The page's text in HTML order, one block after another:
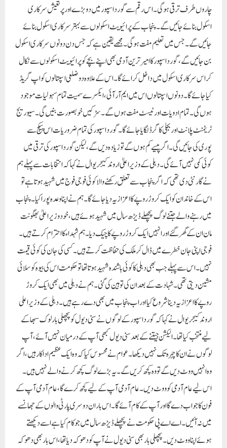
چاروں طرف ترقی ہوگی۔ اس رقم سے گورداسپور میں دو بڑے اور پرتعیش سرکاری
اسکول بنائے جائیں گے۔ پنجاب کے پرائیویٹ اسکولوں سے بہترسرکاری اسکول بنائے
جائیں گے۔ جس میں تعلیم مفت ہو گی۔ مجھے یقین ہے کہ جس دن دونوں سرکاری اسکول
بن جائیں گے، گورداسپور کا امیر ترین آدمی بھی اپنے بچے کو پرائیویٹ اسکولوں سے نکال
کر اس سرکاری اسکول میں داخل کرائے گا۔ اس کے علاوہ دو ضلعی اسپتالوں کو اپ گریڈ
کیا جائے گا۔ دونوں اسپتالوں اس میں ایم آر آئی، ایکسرے سمیت تمام سہولیات موجود
ہوں گی۔ تمام ادویات اور ٹیسٹ مفت ہوں گے۔ سڑکیں خوبصورت بنیں گی۔ سیوریج
ٹریٹمنٹ پلانٹ اور بجلی کا گرڈ لگایا جائے گا۔ گورداسپور کی تمام ضروریات اس پیکج سے
پوری کی جائیں گی۔ اگر پیسے کم ہوں گے تو زیادہ دیں گے، لیکن گورداسپور کی ترقی میں
کوئی کمی نہیں آئے گی۔دہلی کے وزیراعلیٰ اروند کیجریوال نے کہا کہ انتخابات سے پہلے ہم
نے گارنٹی دی تھی کہ اگر پنجاب سے تعلق رکھنے والا کوئی فوجی فوج میں شہید ہوتا ہے تو
اس کے خاندان کو ایک کروڑ روپے کا اعزازیہ دیا جائے گا۔ ہم نے اپنا وعدہ پورا کیا۔ پنجاب
میں رہنے والے جتنے لوگ پچھلے ڈیڑھ سال میں شہید ہوئے ہیں، خود وزیراعلیٰ بھگونت
مان ان کے گھر گئے اور انہیں ایک کروڑ روپے کا چیک دیا۔ ہم شہداء کا احترام کرتے ہیں۔
فوجی اپنی جان خطرے میں ڈال کر ملک کی حفاظت کرتے ہیں۔ کسی کی جان کی کوئی قیمت
نہیں۔ اس سے پہلے جب بھی دہلی کا کوئی باشندہ شہید ہوتا تھا تو حکومت اس کی بیوہ کو سلائی
مشین دیتی تھی۔ شہادت کے بعد ان کی توہین کی گئی۔ ہم نے دہلی میں بھی ایک کروڑ
روپے کا اعزازیہ دینا شروع کیا اور اب پنجاب میں بھی دے رہے ہیں۔دہلی کے وزیر اعلی
اروند کیجریوال نے کہا کہ گورداسپور کے لوگوں نے سنی دیول کو پچھلی بار لوک سبھا کے
لیے منتخب کیا تھا۔ الیکشن جیتنے کے بعد سنی دیول کبھی آپ کے درمیان نہیں آئے، آپ
لوگوں نے ان کا چہرہ تک نہیں دیکھا۔ عوام نے محسوس کیا کہ وہ ایک عظیم اداکار ہیں، اگر
وہ انہیں ووٹ دیں گے تو وہ کچھ کریں گے۔ یہ بڑے لوگ کچھ کرنے والے نہیں ہیں۔
اس لیے عام آدمی کو ووٹ دیں۔ عام آدمی آپ کے لیے کچھ کرے گا، عام آدمی آپ کے
فون کا جواب دے گا اور آپ کے کام آئے گا۔ اس بار ان دوسری پارٹی والوں کے جھانسے
میں نہ آئیں۔ اے اے پی حکومت نے پچھلے ڈیڑھ سال میں جو کام کیا ہے اسے دیکھتے
ہوئے اپنا ووٹ دیں۔ پچھلی بار بھی سنی دیول نے آپ کو دھوکہ دیا تھا، اس بار بھی دھوکہ